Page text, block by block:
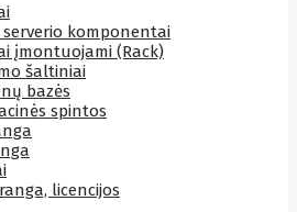
serverio komponentai
įmontuojami (Rack)
šaltiniai
bazės
spintos
licencijos